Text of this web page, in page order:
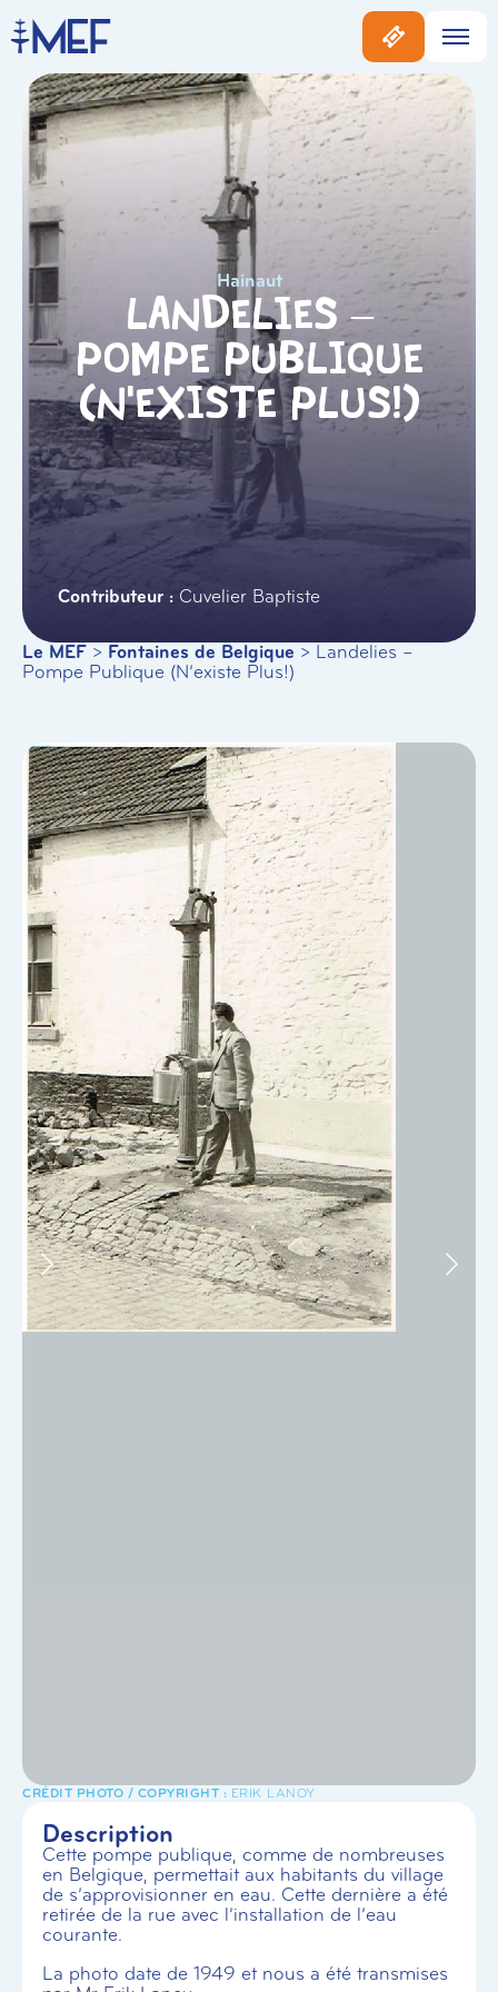
Hainaut
Landelies –
Pompe Publique
(N’existe Plus!)
Cuvelier Baptiste
Le MEF > Fontaines de Belgique > Landelies –
Pompe Publique (N’existe Plus!)
ERIK LANOY
Description
Cette pompe publique, comme de nombreuses
en Belgique, permettait aux habitants du village
de s’approvisionner en eau. Cette dernière a été
retirée de la rue avec l’installation de l’eau
courante.
La photo date de 1949 et nous a été transmises